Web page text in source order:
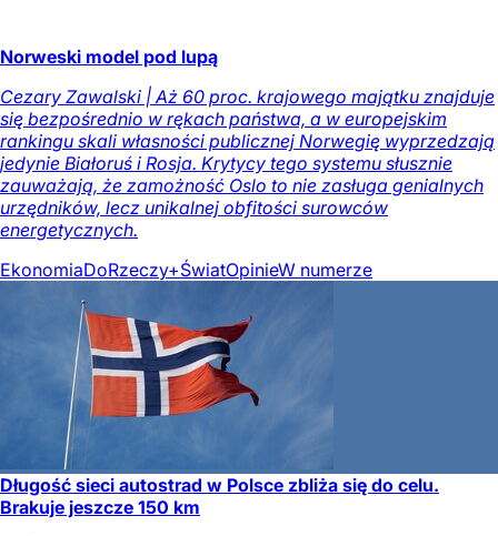
Norweski model pod lupą
Cezary Zawalski | Aż 60 proc. krajowego majątku znajduje
się bezpośrednio w rękach państwa, a w europejskim
rankingu skali własności publicznej Norwegię wyprzedzają
jedynie Białoruś i Rosja. Krytycy tego systemu słusznie
zauważają, że zamożność Oslo to nie zasługa genialnych
urzędników, lecz unikalnej obfitości surowców
energetycznych.
EkonomiaDoRzeczy+ŚwiatOpinieW numerze
Długość sieci autostrad w Polsce zbliża się do celu.
Brakuje jeszcze 150 km